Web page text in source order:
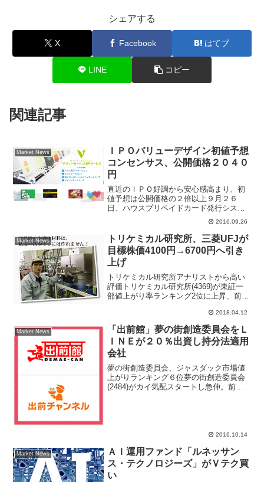
シェアする
X Facebook はてブ
LINE コピー
関連記事
Market News
ＩＰＯバリューデザイン初値予想
コンセンサス、公開価格２０４０
円
直近のＩＰＯ好調から安心感高まり、初
値予想は公開価格の２倍以上９月２６
日、ハウスプリペイドカード発行システ
ムを手掛けるバリューデザイン(3960)が
東証マザーズ市場に新規上場する。串カ
ツ田中(3547)など直近のＩＰＯが好調な
ことから、公開...
2016.09.26
Market News
トリケミカル研究所、三菱UFJが
目標株価4100円→6700円へ引き
上げ
トリケミカル研究所アナリストから高い
評価トリケミカル研究所(4369)が東証一
部値上がり率ランキング2位に上昇、前日
前中には一時、前日比630円高の5440円
まで上昇する場面があった。直近では岩
井コ...
2018.04.12
Market News
「出前館」夢の街創造委員会をＬ
ＩＮＥが２０％出資し持分法適用
会社
夢の街創造委員会、ジャスダック市場値
上がりランキング６位夢の街創造委員会
(2484)がカイ気配スタートし急伸。前日
2016.10.14
Market News
ＡＩ運用ファンド「ルネッサン
ス・テクノロジーズ」がＶテク買
い